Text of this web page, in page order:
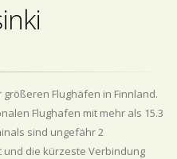
Flughäfen in Finnland.
Flughafen mit mehr als 15.3
sind ungefähr 2
die kürzeste Verbindung